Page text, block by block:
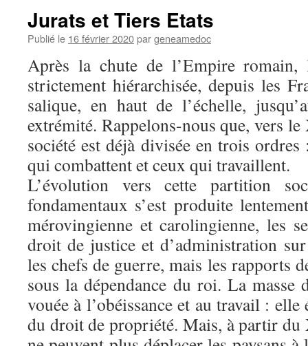
Jurats et Tiers Etats
Publié le 16 février 2020pargeneamedoc
Après la chute de l’Empire romain,
strictement hiérarchisée, depuis les
salique, en haut de l’échelle,
extrémité. Rappelons-nous que, vers
société est déjà divisée en trois
qui combattent et ceux qui travaillent.
L’évolution vers cette partition
fondamentaux s’est produite
mérovingienne et carolingienne, les
droit de justice et d’administration
les chefs de guerre, mais les rapports
sous la dépendance du roi. La masse
vouée à l’obéissance et au travail :
du droit de propriété. Mais, à partir du